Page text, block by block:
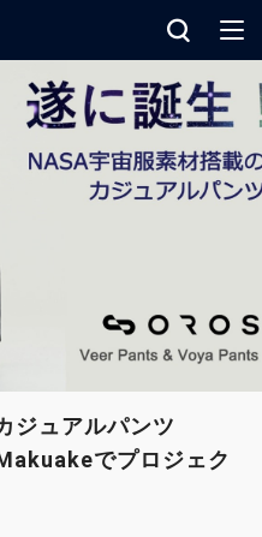
ジュアルパンツ
でプロジェク